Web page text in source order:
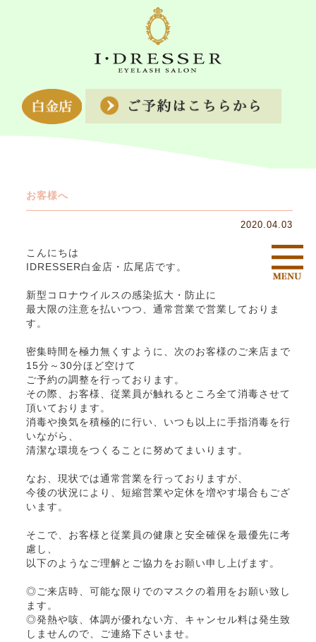
お客様へ
2020.04.03
こんにちは
IDRESSER白金店・広尾店です。
新型コロナウイルスの感染拡大・防止に
最大限の注意を払いつつ、通常営業で営業しておりま
す。
密集時間を極力無くすように、次のお客様のご来店まで
15分～30分ほど空けて
ご予約の調整を行っております。
その際、お客様、従業員が触れるところ全て消毒させて
頂いております。
消毒や換気を積極的に行い、いつも以上に手指消毒を行
いながら、
清潔な環境をつくることに努めてまいります。
なお、現状では通常営業を行っておりますが、
今後の状況により、短縮営業や定休を増やす場合もござ
います。
そこで、お客様と従業員の健康と安全確保を最優先に考
慮し、
以下のようなご理解とご協力をお願い申し上げます。
◎ご来店時、可能な限りでのマスクの着用をお願い致し
ます。
◎発熱や咳、体調が優れない方、キャンセル料は発生致
しませんので、ご連絡下さいませ。